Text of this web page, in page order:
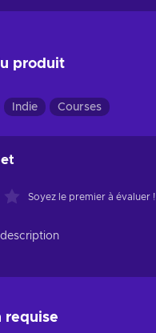
produit
Indie Courses
Soyez le premier à évaluer !
requise